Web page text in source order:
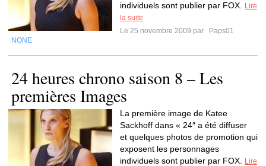
individuels sont publier par FOX.
Lire
la suite
Le 25 novembre 2009 par
Paps01
NONE
24 heures chrono saison 8 – Les
premières Images
La première image de Katee
Sackhoff dans « 24″ a été diffuser
et quelques photos de promotion qui
exposent les personnages
individuels sont publier par FOX.
Lire